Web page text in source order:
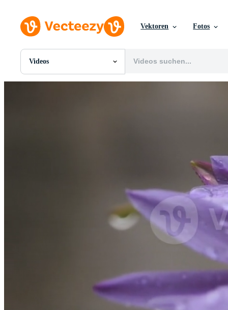
Vektoren Fotos
Videos
Alle Bilder